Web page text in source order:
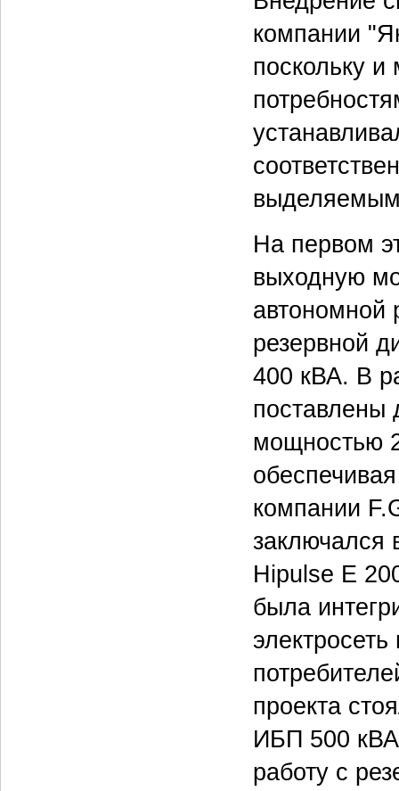
компании
поскольку и
На первом
выходную
автономной
резервной
400 кВА. В
поставлены
мощностью
компании
заключался
Hipulse E
была
проекта
ИБП 500
работу с